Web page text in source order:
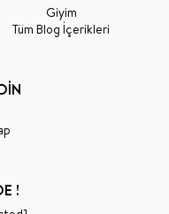
Giyim
Tüm Blog İçerikleri
!